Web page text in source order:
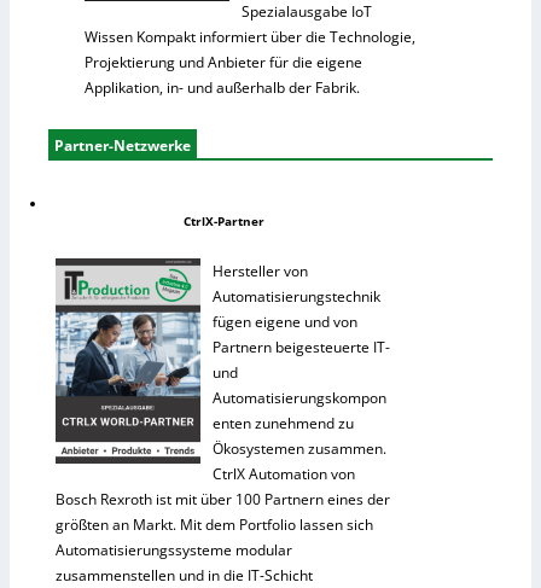
Spezialausgabe IoT
Wissen Kompakt informiert über die Technologie,
Projektierung und Anbieter für die eigene
Applikation, in- und außerhalb der Fabrik.
Partner-Netzwerke
CtrlX-Partner
Hersteller von
Automatisierungstechnik
fügen eigene und von
Partnern beigesteuerte IT-
und
Automatisierungskompon
enten zunehmend zu
Ökosystemen zusammen.
CtrlX Automation von
Bosch Rexroth ist mit über 100 Partnern eines der
größten an Markt. Mit dem Portfolio lassen sich
Automatisierungssysteme modular
zusammenstellen und in die IT-Schicht